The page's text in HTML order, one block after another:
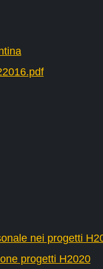
nei progetti
progetti H2020